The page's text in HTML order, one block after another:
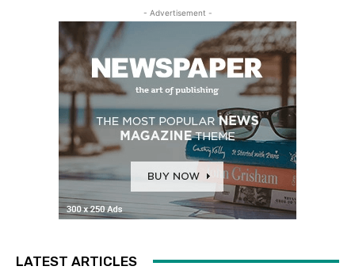
- Advertisement -
LATEST ARTICLES